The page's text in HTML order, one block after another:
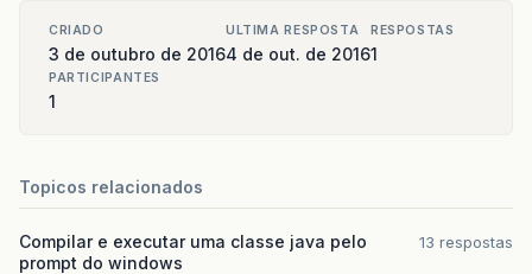
CRIADO
3 de outubro de 2016
ULTIMA RESPOSTA
4 de out. de 2016
RESPOSTAS
1
PARTICIPANTES
1
Topicos relacionados
Compilar e executar uma classe java pelo
prompt do windows
13 respostas